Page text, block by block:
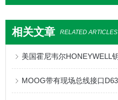
相关文章 RELATED ARTICLES